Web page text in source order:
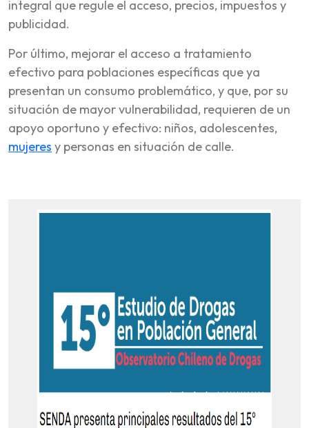
integral que regule el acceso, precios, impuestos y
publicidad.
Por último, mejorar el acceso a tratamiento
efectivo para poblaciones específicas que ya
presentan un consumo problemático, y que, por su
situación de mayor vulnerabilidad, requieren de un
apoyo oportuno y efectivo: niños, adolescentes,
mujeres y personas en situación de calle.